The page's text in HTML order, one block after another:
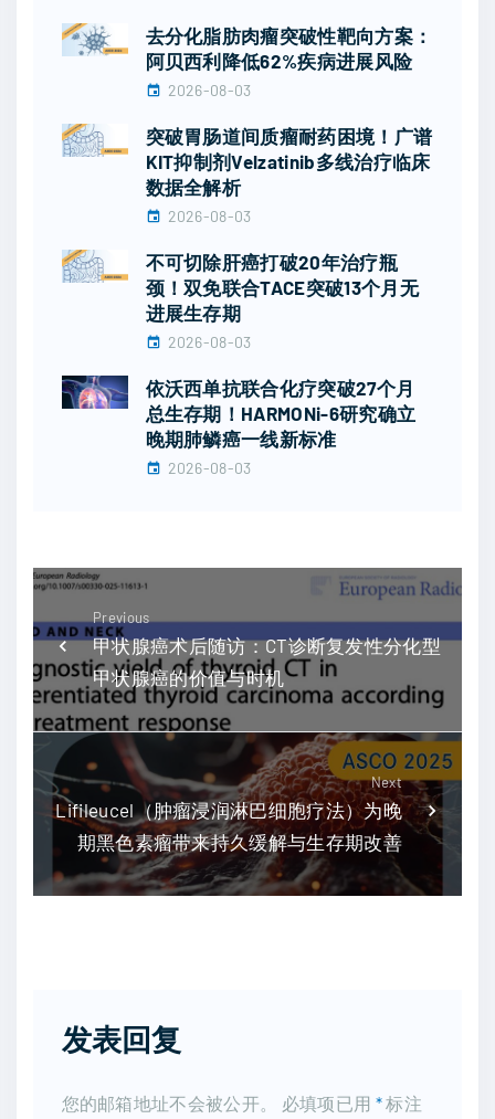
去分化脂肪肉瘤突破性靶向方案：
阿贝西利降低62%疾病进展风险
2026-08-03
突破胃肠道间质瘤耐药困境！广谱
KIT抑制剂Velzatinib多线治疗临床
数据全解析
2026-08-03
不可切除肝癌打破20年治疗瓶
颈！双免联合TACE突破13个月无
进展生存期
2026-08-03
依沃西单抗联合化疗突破27个月
总生存期！HARMONi-6研究确立
晚期肺鳞癌一线新标准
2026-08-03
Previous
甲状腺癌术后随访：CT诊断复发性分化型
甲状腺癌的价值与时机
Next
Lifileucel（肿瘤浸润淋巴细胞疗法）为晚
期黑色素瘤带来持久缓解与生存期改善
发表回复
您的邮箱地址不会被公开。 必填项已用 *标注